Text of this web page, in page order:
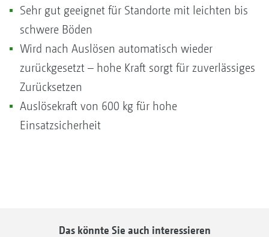
Sehr gut geeignet für Standorte mit leichten bis
schwere Böden
Wird nach Auslösen automatisch wieder
zurückgesetzt – hohe Kraft sorgt für zuverlässiges
Zurücksetzen
Auslösekraft von 600 kg für hohe
Einsatzsicherheit
Das könnte Sie auch interessieren